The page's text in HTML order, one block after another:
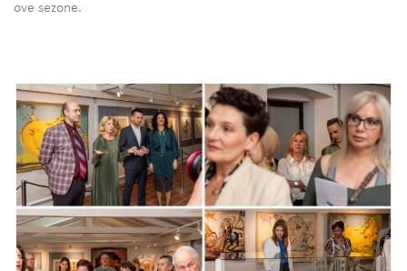
ove sezone.